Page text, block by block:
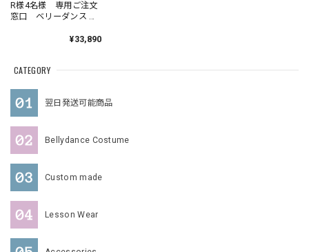
CATEGORY
翌日発送可能商品
Bellydance Costume
Custom made
Lesson Wear
R様4名様 専用ご注文
窓口 ベリーダンス オ
¥33,890